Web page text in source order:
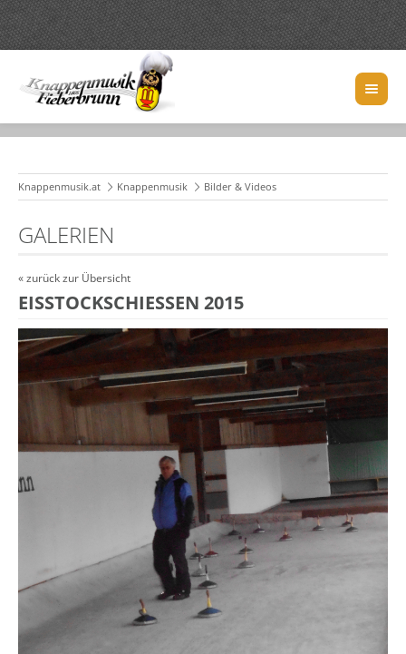
Knappenmusik.at Knappenmusik Bilder & Videos
GALERIEN
« zurück zur Übersicht
EISSTOCKSCHIESSEN 2015